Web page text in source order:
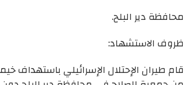
محافظة دير البلح.
ظروف الاستشهاد:
قام طيران الإحتلال الإسرائيلي باستهداف